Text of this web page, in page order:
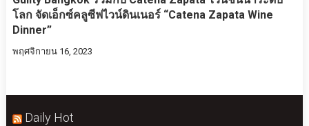
โลก จัดเอ็กซ์คลูซีฟไวน์ดินเนอร์ “Catena Zapata Wine
Dinner”
พฤศจิกายน 16, 2023
Daily Hot